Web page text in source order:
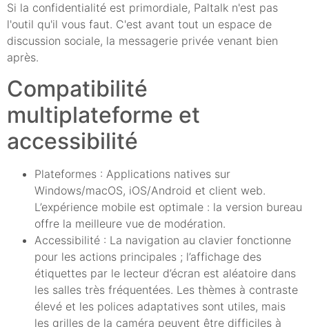
Si la confidentialité est primordiale, Paltalk n'est pas
l'outil qu'il vous faut. C'est avant tout un espace de
discussion sociale, la messagerie privée venant bien
après.
Compatibilité
multiplateforme et
accessibilité
Plateformes : Applications natives sur
Windows/macOS, iOS/Android et client web.
L’expérience mobile est optimale : la version bureau
offre la meilleure vue de modération.
Accessibilité : La navigation au clavier fonctionne
pour les actions principales ; l’affichage des
étiquettes par le lecteur d’écran est aléatoire dans
les salles très fréquentées. Les thèmes à contraste
élevé et les polices adaptatives sont utiles, mais
les grilles de la caméra peuvent être difficiles à